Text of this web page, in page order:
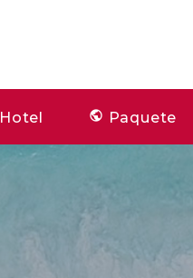
Hotel Paquete